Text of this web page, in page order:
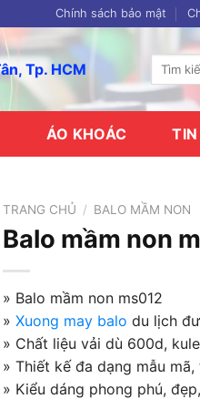
Chính sách bảo mật
Tp. HCM
Tìm
ÁO KHOÁC
TRANG CHỦ / BALO MẦM NON
Balo mầm non
» Balo mầm non ms012
» Xuong may balo du lịch
» Chất liệu vải dù 600d,
» Thiết kế đa dạng mẫu
» Kiểu dáng phong phú,